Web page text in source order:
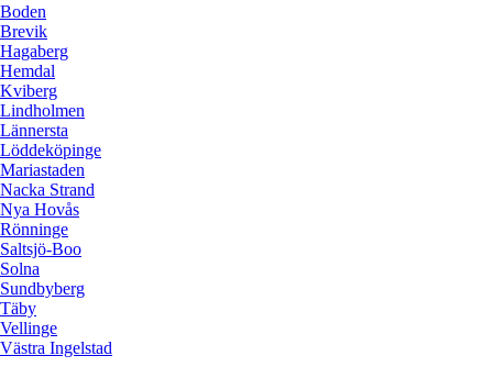
Boden
Brevik
Hagaberg
Hemdal
Kviberg
Lindholmen
Lännersta
Löddeköpinge
Mariastaden
Nacka Strand
Nya Hovås
Rönninge
Saltsjö-Boo
Solna
Sundbyberg
Täby
Vellinge
Västra Ingelstad